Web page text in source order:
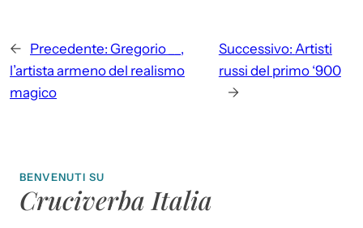
← Precedente: Gregorio __,
l’artista armeno del realismo
magico
Successivo: Artisti
russi del primo ‘900
→
BENVENUTI SU
Cruciverba Italia